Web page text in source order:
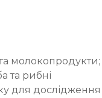
молокопродукти;
та рибні
для дослідження